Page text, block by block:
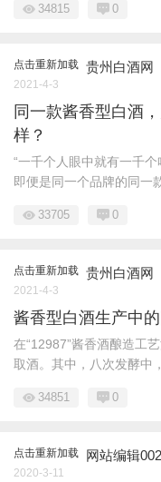
34815 0
点击重新加载 贵州白酒网
2021-4-3
同一款酱香型白酒
样？
“一千个人眼中就有一千
即便是同一个品牌的同一
33705 0
点击重新加载 贵州白酒网
2021-4-3
酱香型白酒生产中
在“12987”酱香酒酿造工
取酒。其中，八次发酵中
34851 0
点击重新加载 网站编辑002
2020-3-11